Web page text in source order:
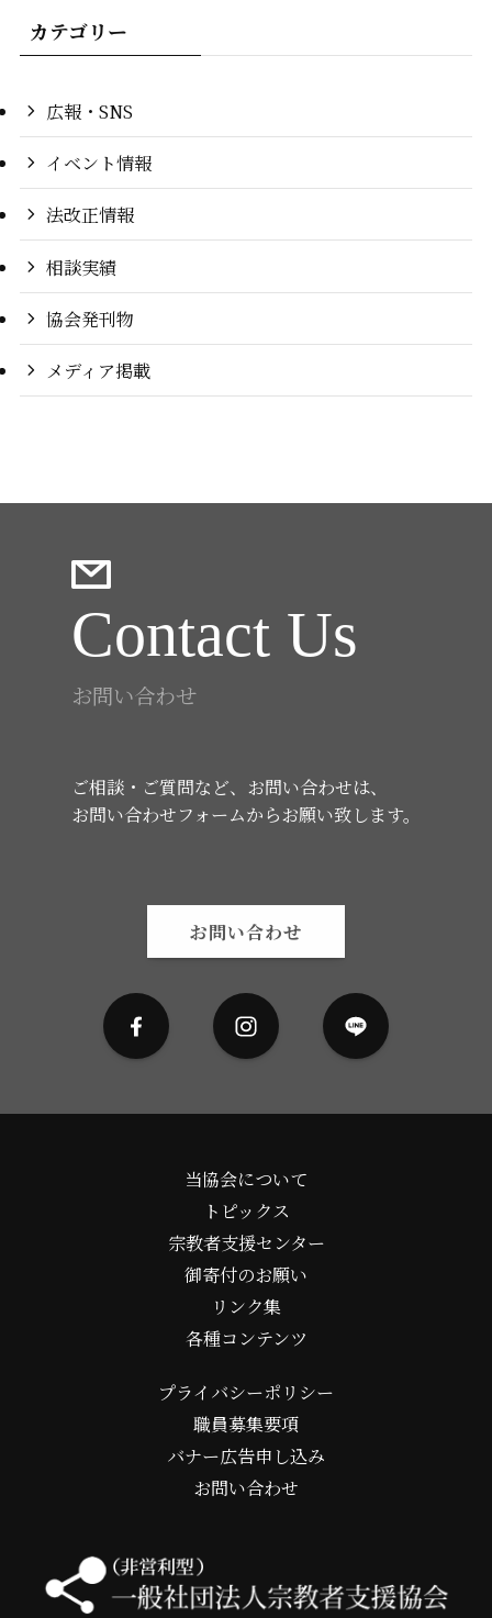
カテゴリー
広報・SNS
イベント情報
法改正情報
相談実績
協会発刊物
メディア掲載
Contact Us
お問い合わせ
ご相談・ご質問など、お問い合わせは、
お問い合わせフォームからお願い致します。
お問い合わせ
当協会について
トピックス
宗教者支援センター
御寄付のお願い
リンク集
各種コンテンツ
プライバシーポリシー
職員募集要項
バナー広告申し込み
お問い合わせ